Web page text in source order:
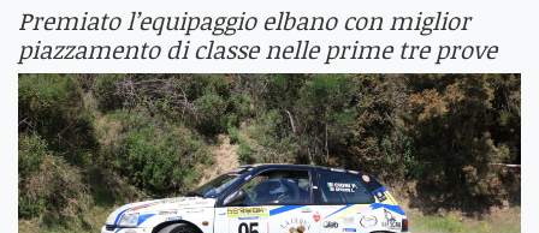
Premiato l’equipaggio elbano con miglior
piazzamento di classe nelle prime tre prove